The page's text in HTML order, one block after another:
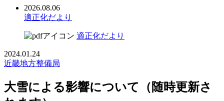
2026.08.06
適正化だより
適正化だより
2024.01.24
近畿地方整備局
大雪による影響について（随時更新さ